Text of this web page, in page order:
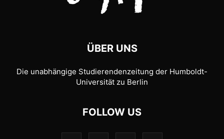
ÜBER UNS
Die unabhängige Studierendenzeitung der Humboldt-
Universität zu Berlin
FOLLOW US